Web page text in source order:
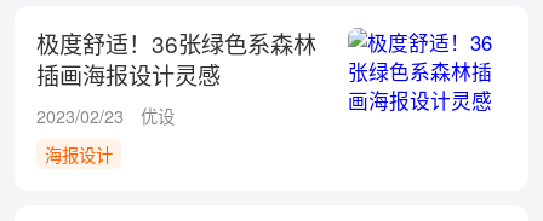
极度舒适！36张绿色系森林
插画海报设计灵感
2023/02/23
优设
海报设计